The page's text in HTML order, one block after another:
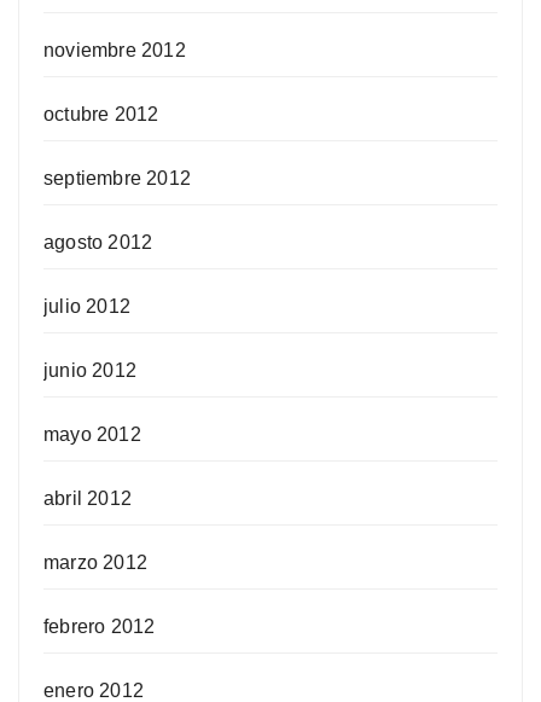
noviembre 2012
octubre 2012
septiembre 2012
agosto 2012
julio 2012
junio 2012
mayo 2012
abril 2012
marzo 2012
febrero 2012
enero 2012